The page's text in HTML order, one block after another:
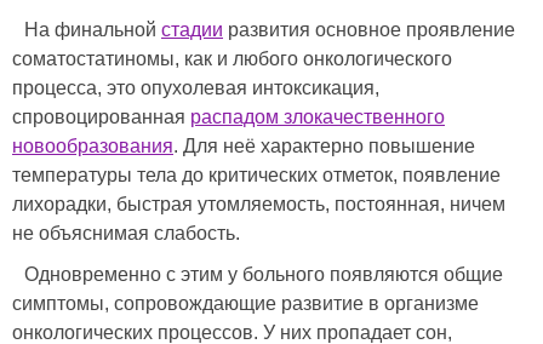
На финальной стадии развития основное проявление
соматостатиномы, как и любого онкологического
процесса, это опухолевая интоксикация,
спровоцированная распадом злокачественного
новообразования. Для неё характерно повышение
температуры тела до критических отметок, появление
лихорадки, быстрая утомляемость, постоянная, ничем
не объяснимая слабость.
Одновременно с этим у больного появляются общие
симптомы, сопровождающие развитие в организме
онкологических процессов. У них пропадает сон,